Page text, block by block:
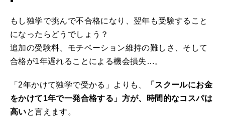
もし独学で挑んで不合格になり、翌年も受験すること
になったらどうでしょう？
追加の受験料、モチベーション維持の難しさ、そして
合格が1年遅れることによる機会損失…。
「2年かけて独学で受かる」よりも、
「スクールにお金
をかけて1年で一発合格する」方が、時間的なコスパは
高いと言えます。